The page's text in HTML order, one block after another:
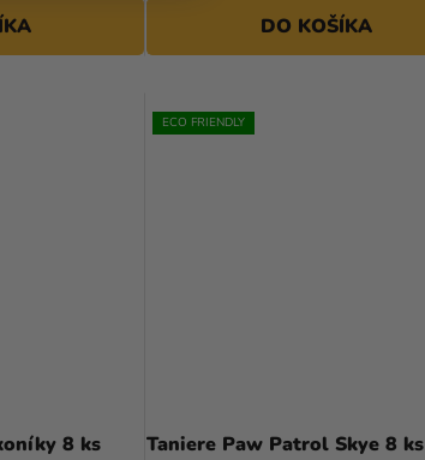
DO KOŠÍKA
8 ks
ECO FRIENDLY
Taniere Paw Patrol Skye 8 ks